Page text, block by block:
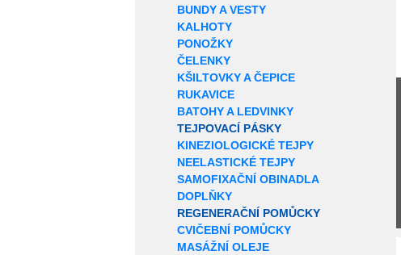
BUNDY A VESTY
KALHOTY
PONOŽKY
ČELENKY
KŠILTOVKY A ČEPICE
RUKAVICE
BATOHY A LEDVINKY
TEJPOVACÍ PÁSKY
KINEZIOLOGICKÉ TEJPY
NEELASTICKÉ TEJPY
SAMOFIXAČNÍ OBINADLA
DOPLŇKY
REGENERAČNÍ POMŮCKY
CVIČEBNÍ POMŮCKY
MASÁŽNÍ OLEJE